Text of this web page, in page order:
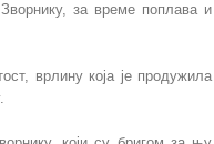
за време поплава и
врлину која је продужила